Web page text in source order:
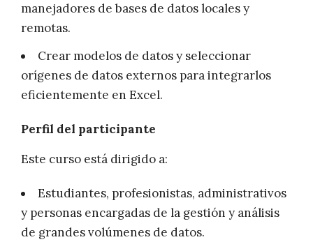
manejadores de bases de datos locales y
remotas.
Crear modelos de datos y seleccionar
orígenes de datos externos para integrarlos
eficientemente en Excel.
Perfil del participante
Este curso está dirigido a:
Estudiantes, profesionistas, administrativos
y personas encargadas de la gestión y análisis
de grandes volúmenes de datos.